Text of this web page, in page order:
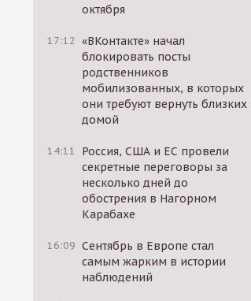
октября
17:12 «ВКонтакте» начал
блокировать посты
родственников
мобилизованных, в которых
они требуют вернуть близких
домой
14:11
Россия, США и ЕС провели
секретные переговоры за
несколько дней до
обострения в Нагорном
Карабахе
16:09 Сентябрь в Европе стал
самым жарким в истории
наблюдений